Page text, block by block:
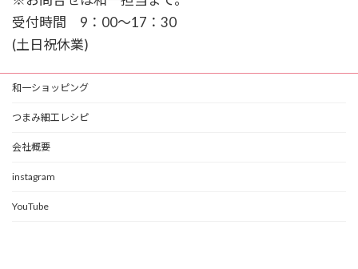
受付時間 9：00～17：30
(土日祝休業)
和一ショッピング
つまみ細工レシピ
会社概要
instagram
YouTube